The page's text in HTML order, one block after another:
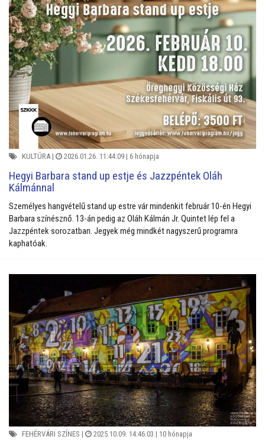
KULTÚRA | 2026.01.26. 11:44:09 | 6 hónapja
Hegyi Barbara stand up estje és Jazzpéntek Oláh
Kálmánnal
Személyes hangvételű stand up estre vár mindenkit február 10-én Hegyi
Barbara színésznő. 13-án pedig az Oláh Kálmán Jr. Quintet lép fel a
Jazzpéntek sorozatban. Jegyek még mindkét nagyszerű programra
kaphatóak.
FEHÉRVÁRI SZÍNES | 2025.10.09. 14:46:03 | 10 hónapja